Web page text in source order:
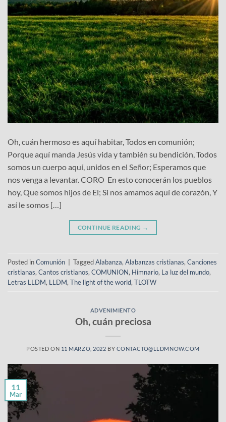
Oh, cuán hermoso es aquí habitar, Todos en comunión;
Porque aquí manda Jesús vida y también su bendición, Todos
somos un cuerpo aquí, unidos en el Señor; Esperamos que
nos venga a levantar. CORO En esto conocerán los pueblos
hoy, Que somos hijos de El; Si nos amamos aquí de corazón, Y
así le somos […]
CONTINUE READING →
Posted inComunión TaggedAlabanza, Alabanzas cristianas, Canciones
cristianas, Cantos cristianos, COMUNION, Himnario, La luz del mundo,
Letras LLDM, LLDM, The light of the world, TLOTW
ADVENIMIENTO
Oh, cuán preciosa
POSTED ON 11 MARZO, 2022 BY CONTACTO@LLDMNOW.COM
11
Mar